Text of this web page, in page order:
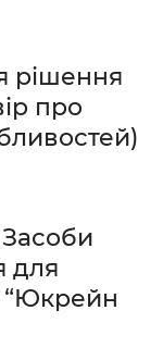
рішення
про
Засоби
для
“Юкрейн